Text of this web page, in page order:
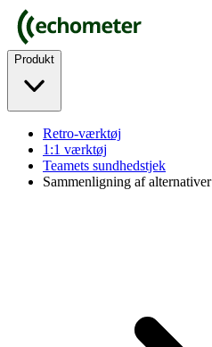
Produkt
Retro-værktøj
1:1 værktøj
Teamets sundhedstjek
Sammenligning af alternativer